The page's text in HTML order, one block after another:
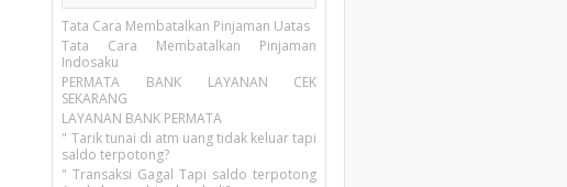
Tata Cara Membatalkan Pinjaman Uatas
Tata Cara Membatalkan Pinjaman
Indosaku
PERMATA BANK LAYANAN CEK
SEKARANG
LAYANAN BANK PERMATA
" Tarik tunai di atm uang tidak keluar tapi
saldo terpotong?
" Transaksi Gagal Tapi saldo terpotong